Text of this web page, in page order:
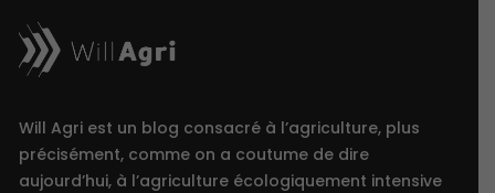
Will Agri est un blog consacré à l’agriculture, plus
précisément, comme on a coutume de dire
aujourd’hui, à l’agriculture écologiquement intensive